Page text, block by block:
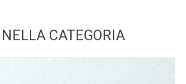
CATEGORIA